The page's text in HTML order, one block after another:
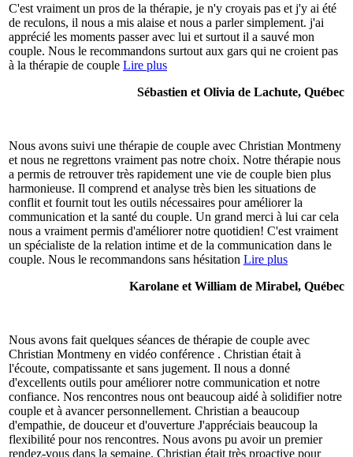
C'est vraiment un pros de la thérapie, je n'y croyais pas et j'y ai été
de reculons, il nous a mis alaise et nous a parler simplement. j'ai
apprécié les moments passer avec lui et surtout il a sauvé mon
couple. Nous le recommandons surtout aux gars qui ne croient pas
à la thérapie de couple Lire plus
Sébastien et Olivia de Lachute, Québec
Nous avons suivi une thérapie de couple avec Christian Montmeny
et nous ne regrettons vraiment pas notre choix. Notre thérapie nous
a permis de retrouver très rapidement une vie de couple bien plus
harmonieuse. Il comprend et analyse très bien les situations de
conflit et fournit tout les outils nécessaires pour améliorer la
communication et la santé du couple. Un grand merci à lui car cela
nous a vraiment permis d'améliorer notre quotidien! C'est vraiment
un spécialiste de la relation intime et de la communication dans le
couple. Nous le recommandons sans hésitation Lire plus
Karolane et William de Mirabel, Québec
Nous avons fait quelques séances de thérapie de couple avec
Christian Montmeny en vidéo conférence . Christian était à
l'écoute, compatissante et sans jugement. Il nous a donné
d'excellents outils pour améliorer notre communication et notre
confiance. Nos rencontres nous ont beaucoup aidé à solidifier notre
couple et à avancer personnellement. Christian a beaucoup
d'empathie, de douceur et d'ouverture J'appréciais beaucoup la
flexibilité pour nos rencontres. Nous avons pu avoir un premier
rendez-vous dans la semaine. Christian était très proactive pour